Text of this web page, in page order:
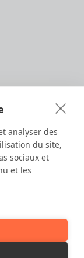
analyser des
du site,
sociaux et
et les